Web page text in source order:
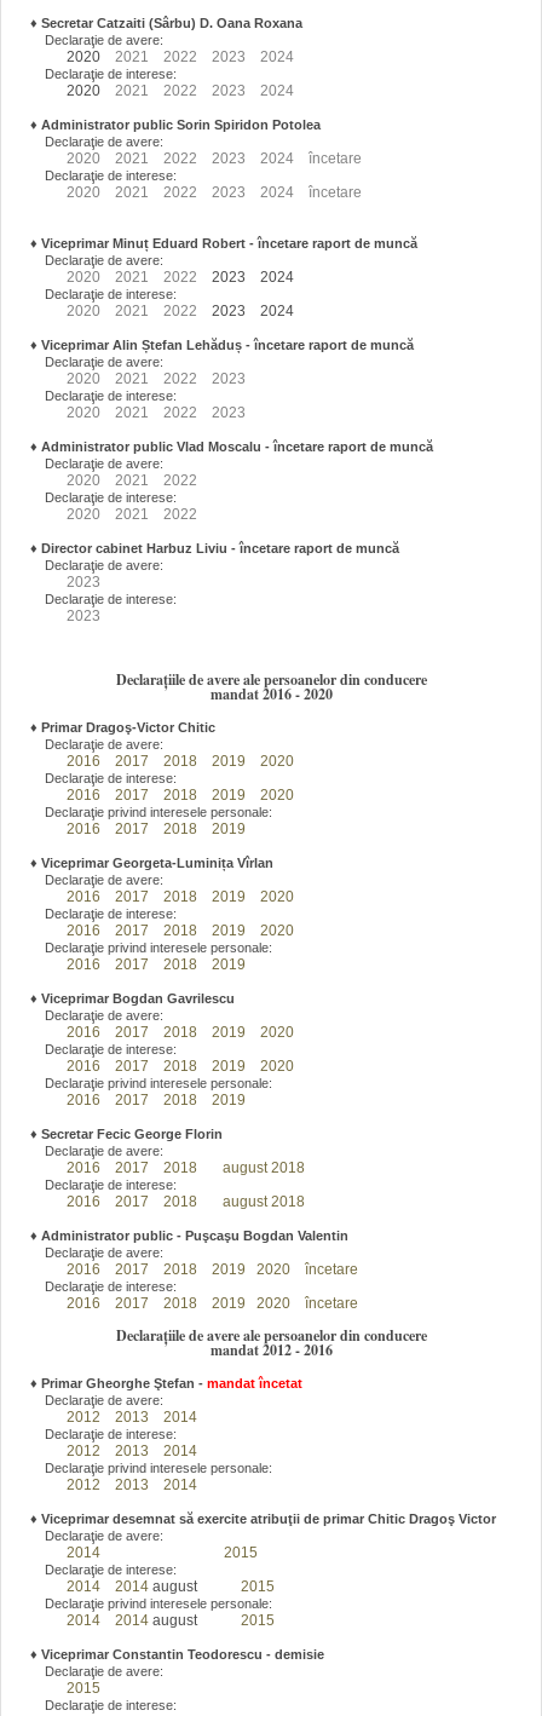
♦ Secretar Catzaiti (Sârbu) D. Oana Roxana
Declaraţie de avere:
2020 2021 2022 2023 2024
Declaraţie de interese:
2020 2021 2022 2023 2024
♦ Administrator public Sorin Spiridon Potolea
Declaraţie de avere:
2020 2021 2022 2023 2024 încetare
Declaraţie de interese:
2020 2021 2022 2023 2024 încetare
♦ Viceprimar Minuț Eduard Robert - încetare raport de muncă
Declaraţie de avere:
2020 2021 2022 2023 2024
Declaraţie de interese:
2020 2021 2022 2023 2024
♦ Viceprimar Alin Ștefan Lehăduș - încetare raport de muncă
Declaraţie de avere:
2020 2021 2022 2023
Declaraţie de interese:
2020 2021 2022 2023
♦ Administrator public Vlad Moscalu - încetare raport de muncă
Declaraţie de avere:
2020 2021 2022
Declaraţie de interese:
2020 2021 2022
♦ Director cabinet Harbuz Liviu - încetare raport de muncă
Declaraţie de avere:
2023
Declaraţie de interese:
2023
Declarațiile de avere ale persoanelor din conducere
mandat 2016 - 2020
♦ Primar Dragoş-Victor Chitic
Declaraţie de avere:
2016 2017 2018 2019 2020
Declaraţie de interese:
2016 2017 2018 2019 2020
Declaraţie privind interesele personale:
2016 2017 2018 2019
♦ Viceprimar Georgeta-Luminița Vîrlan
Declaraţie de avere:
2016 2017 2018 2019 2020
Declaraţie de interese:
2016 2017 2018 2019 2020
Declaraţie privind interesele personale:
2016 2017 2018 2019
♦ Viceprimar Bogdan Gavrilescu
Declaraţie de avere:
2016 2017 2018 2019 2020
Declaraţie de interese:
2016 2017 2018 2019 2020
Declaraţie privind interesele personale:
2016 2017 2018 2019
♦ Secretar Fecic George Florin
Declaraţie de avere:
2016 2017 2018 august 2018
Declaraţie de interese:
2016 2017 2018 august 2018
♦ Administrator public - Puşcaşu Bogdan Valentin
Declaraţie de avere:
2016 2017 2018 2019 2020 încetare
Declaraţie de interese:
2016 2017 2018 2019 2020 încetare
Declarațiile de avere ale persoanelor din conducere
mandat 2012 - 2016
♦ Primar Gheorghe Ştefan - mandat încetat
Declaraţie de avere:
2012 2013 2014
Declaraţie de interese:
2012 2013 2014
Declaraţie privind interesele personale:
2012 2013 2014
♦ Viceprimar desemnat să exercite atribuţii de primar Chitic Dragoş Victor
Declaraţie de avere:
2014 2015
Declaraţie de interese:
2014 2014 august 2015
Declaraţie privind interesele personale:
2014 2014 august 2015
♦ Viceprimar Constantin Teodorescu - demisie
Declaraţie de avere:
2015
Declaraţie de interese: